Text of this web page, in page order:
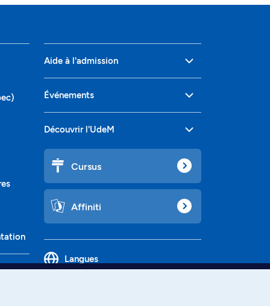
Aide à l'admission
Événements
Découvrir l'UdeM
Cursus
Affiniti
Langues